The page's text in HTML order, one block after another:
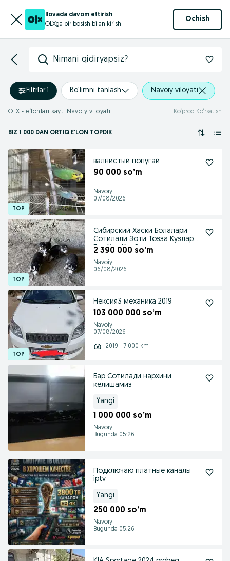
Ilovada davom ettirish
OLXga bir bosish bilan kirish
Ochish
Nimani qidiryapsiz?
Filtrlar·1 Bo'limni tanlash Navoiy viloyati
OLX - e‘lonlari sayti Navoiy viloyati Ko‘proq Ko‘rsatish
BIZ 1 000 DAN ORTIQ E'LON TOPDIK
валнистый попугай
90 000 so’m
Navoiy
07/08/2026
Сибирский Хаски Болалари
Сотилали Зоти Тозза Кузлари
Бир Хил Кук Ранг
2 390 000 so’m
Navoiy
06/08/2026
Нексия3 механика 2019
103 000 000 so’m
Navoiy
07/08/2026
2019 - 7 000 km
Бар Сотилади нархини
келишамиз
Yangi
1 000 000 so’m
Navoiy
Bugunda 05:26
Подключаю платные каналы
iptv
Yangi
250 000 so’m
Navoiy
Bugunda 05:26